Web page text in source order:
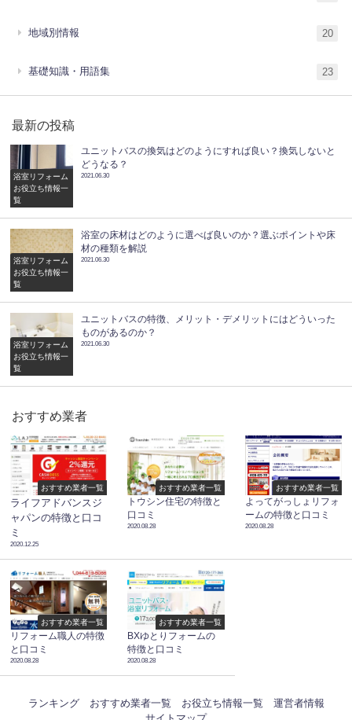
地域別情報 20
基礎知識・用語集 23
最新の投稿
浴室リフォーム
お役立ち情報一
覧
ユニットバスの換気はどのようにすれば良い？換気しないと
どうなる？
2021.06.30
浴室リフォーム
お役立ち情報一
覧
浴室の床材はどのように選べば良いのか？選ぶポイントや床
材の種類を解説
2021.06.30
浴室リフォーム
お役立ち情報一
覧
ユニットバスの特徴、メリット・デメリットにはどういった
ものがあるのか？
2021.06.30
おすすめ業者
おすすめ業者一覧
ライフアドバンスジ
ャパンの特徴と口コ
ミ
2020.12.25
おすすめ業者一覧
トウシン住宅の特徴と
口コミ
2020.08.28
おすすめ業者一覧
よってがっしょリフォ
ームの特徴と口コミ
2020.08.28
おすすめ業者一覧
リフォーム職人の特徴
と口コミ
2020.08.28
おすすめ業者一覧
BXゆとりフォームの
特徴と口コミ
2020.08.28
ランキング おすすめ業者一覧 お役立ち情報一覧
運営者情報